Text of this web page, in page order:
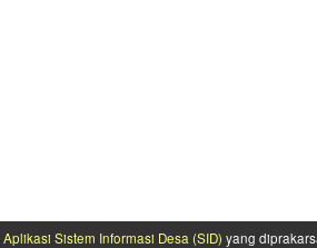
Aplikasi Sistem Informasi Desa (SID) yang